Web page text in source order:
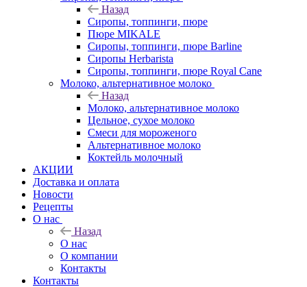
Назад
Сиропы, топпинги, пюре
Пюре MIKALE
Сиропы, топпинги, пюре Barline
Сиропы Herbarista
Сиропы, топпинги, пюре Royal Cane
Молоко, альтернативное молоко
Назад
Молоко, альтернативное молоко
Цельное, сухое молоко
Смеси для мороженого
Альтернативное молоко
Коктейль молочный
АКЦИИ
Доставка и оплата
Новости
Рецепты
О нас
Назад
О нас
О компании
Контакты
Контакты